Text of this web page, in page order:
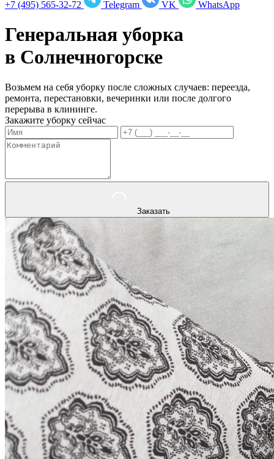
+7 (495) 565-32-72 Telegram VK WhatsApp
Генеральная уборка
в Солнечногорске
Возьмем на себя уборку после сложных случаев: переезда,
ремонта, перестановки, вечеринки или после долгого
перерыва в клининге.
Закажите уборку сейчас
Заказать